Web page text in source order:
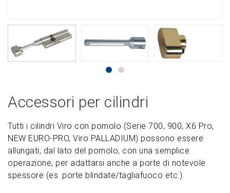
Accessori per cilindri
Tutti i cilindri Viro con pomolo (Serie 700, 900, X6 Pro,
NEW EURO-PRO, Viro PALLADIUM) possono essere
allungati, dal lato del pomolo, con una semplice
operazione, per adattarsi anche a porte di notevole
spessore (es. porte blindate/tagliafuoco etc.).